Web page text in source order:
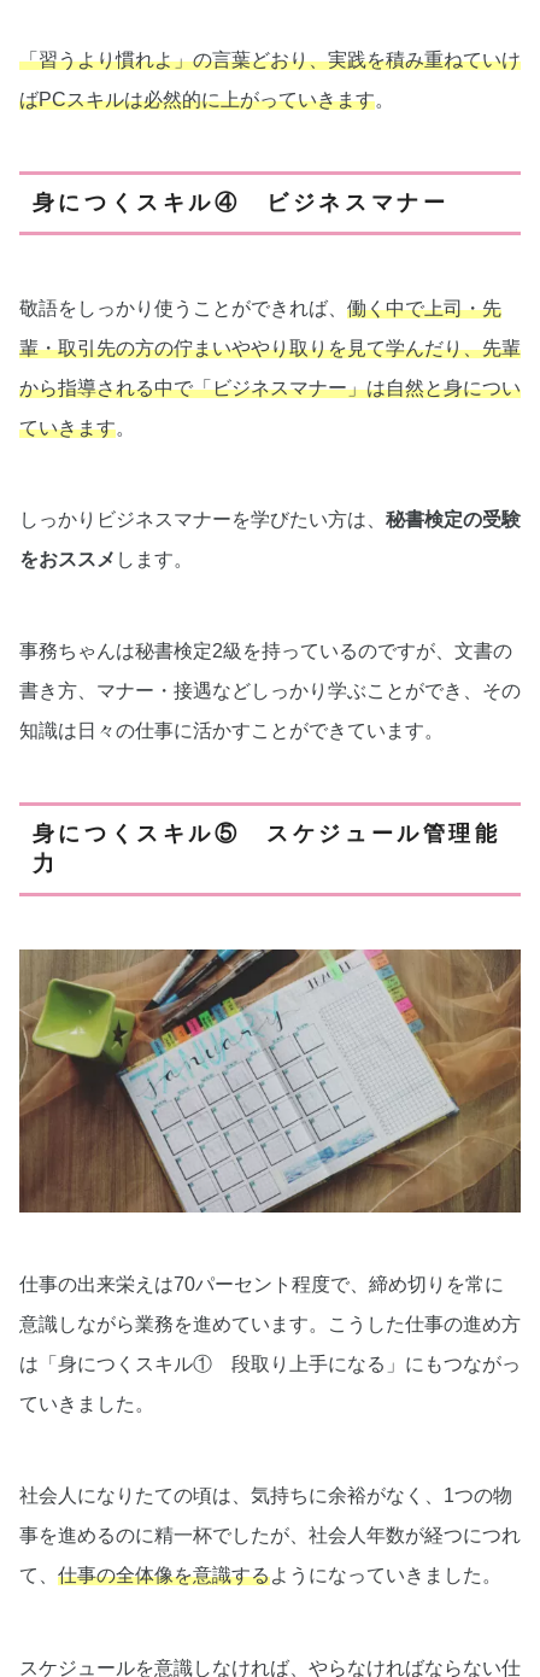
「習うより慣れよ」の言葉どおり、実践を積み重ねていけ
ばPCスキルは必然的に上がっていきます。
身につくスキル④ ビジネスマナー
敬語をしっかり使うことができれば、 働く中で上司・先
輩・取引先の方の佇まいややり取りを見て学んだり、先輩
から指導される中で「ビジネスマナー」は自然と身につい
ていきます。
しっかりビジネスマナーを学びたい方は、 秘書検定の受験
をおススメ します。
事務ちゃんは秘書検定2級を持っているのですが、文書の
書き方、マナー・接遇などしっかり学ぶことができ、その
知識は日々の仕事に活かすことができています。
身につくスキル⑤ スケジュール管理能
力
仕事の出来栄えは70パーセント程度で、締め切りを常に
意識しながら業務を進めています。こうした仕事の進め方
は「身につくスキル① 段取り上手になる」にもつながっ
ていきました。
社会人になりたての頃は、気持ちに余裕がなく、1つの物
事を進めるのに精一杯でしたが、社会人年数が経つにつれ
て、 仕事の全体像を意識するようになっていきました。
スケジュールを意識しなければ、やらなければならない仕